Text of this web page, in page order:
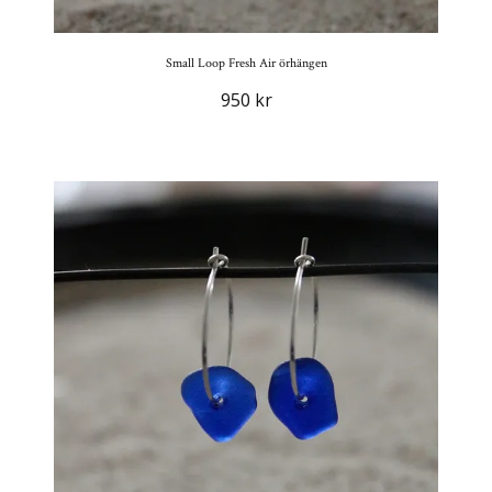
Small Loop Fresh Air örhängen
950 kr